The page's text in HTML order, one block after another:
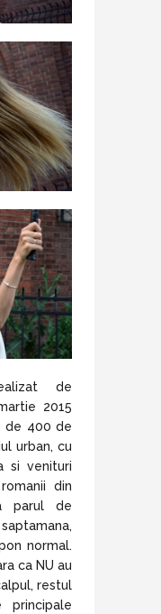
de
2015
de 400 de
urban, cu
si venituri
din
parul de
normal.
ca NU au
restul